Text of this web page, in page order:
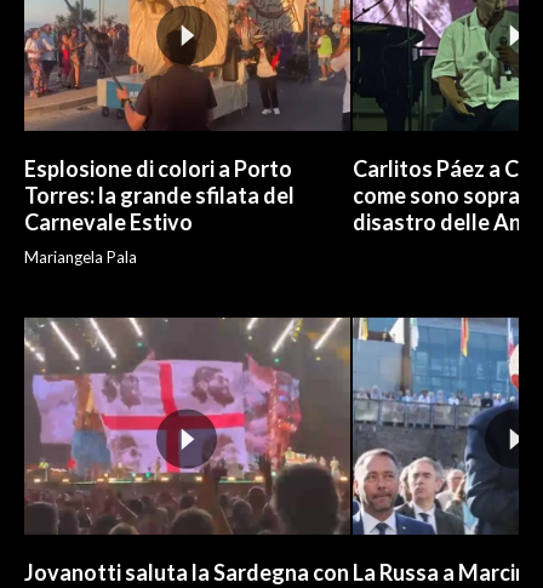
Esplosione di colori a Porto
Torres: la grande sfilata del
Carnevale Estivo
Mariangela Pala
Carlitos Páez a
come sono
disastro delle
Jovanotti saluta la Sardegna con La Russa a